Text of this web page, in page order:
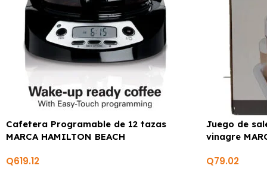
Cafetera Programable de 12 tazas
MARCA HAMILTON BEACH
Q619.12
Juego de
vinagre
Q79.02